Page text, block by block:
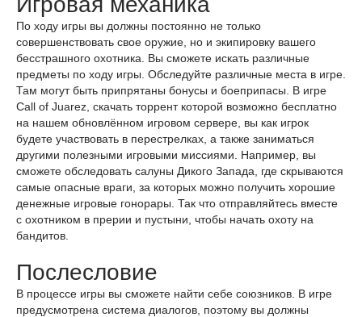
По ходу игры вы должны постоянно не только
совершенствовать свое оружие, но и экипировку вашего
бесстрашного охотника. Вы сможете искать различные
предметы по ходу игры. Обследуйте различные места в игре.
Там могут быть припрятаны бонусы и боеприпасы. В игре
Call of Juarez, скачать торрент которой возможно бесплатно
на нашем обновлённом игровом сервере, вы как игрок
будете участвовать в перестрелках, а также заниматься
другими полезными игровыми миссиями. Например, вы
сможете обследовать салуны Дикого Запада, где скрываются
самые опасные враги, за которых можно получить хорошие
денежные игровые гонорары. Так что отправляйтесь вместе
с охотником в прерии и пустыни, чтобы начать охоту на
бандитов.
Послесловие
В процессе игры вы сможете найти себе союзников. В игре
предусмотрена система диалогов, поэтому вы должны